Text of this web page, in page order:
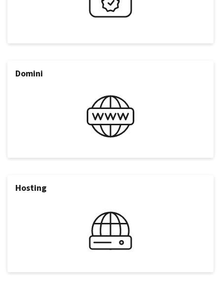
Domini
Hosting